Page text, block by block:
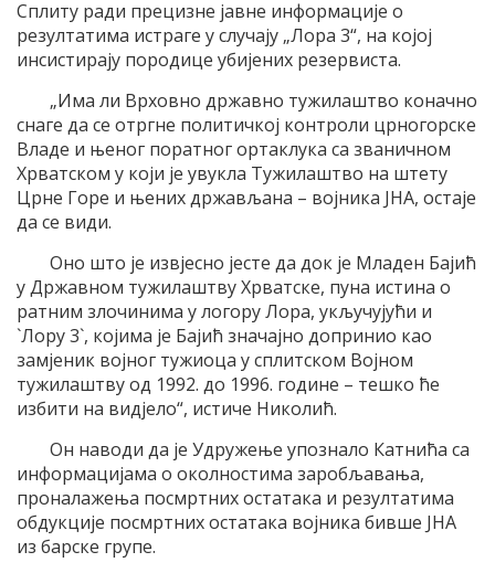
Сплиту ради прецизне јавне информације о
резултатима истраге у случају „Лора 3“, на којој
инсистирају породице убијених резервиста.
„Има ли Врховно државно тужилаштво коначно
снаге да се отргне политичкој контроли црногорске
Владе и њеног поратног ортаклука са званичном
Хрватском у који је увукла Тужилаштво на штету
Црне Горе и њених држављана – војника ЈНА, остаје
да се види.
Оно што је извјесно јесте да док је Младен Бајић
у Државном тужилаштву Хрватске, пуна истина о
ратним злочинима у логору Лора, укључујући и
`Лору 3`, којима је Бајић значајно допринио као
замјеник војног тужиоца у сплитском Војном
тужилаштву од 1992. до 1996. године – тешко ће
избити на видјело“, истиче Николић.
Он наводи да је Удружење упознало Катнића са
информацијама о околностима заробљавања,
проналажења посмртних остатака и резултатима
обдукције посмртних остатака војника бивше ЈНА
из барске групе.